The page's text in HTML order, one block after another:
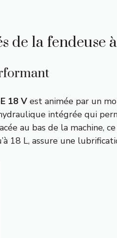
de la fendeuse
18 V est animée par un
intégrée qui
au bas de la machine,
18 L, assure une